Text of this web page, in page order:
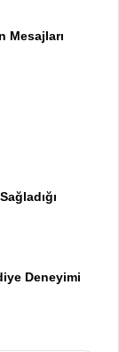
Mesajları
Deneyimi